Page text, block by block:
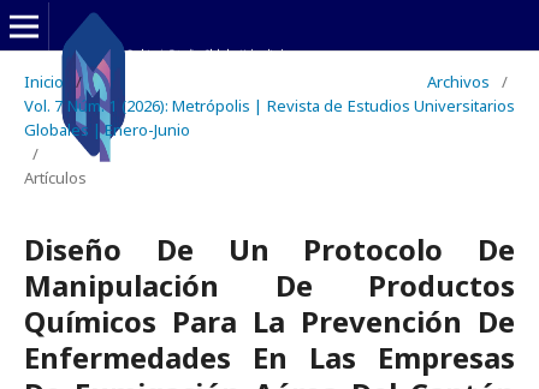
Inicio / Archivos
/
Vol. 7 Núm. 1 (2026): Metrópolis | Revista de Estudios Universitarios
Globales | Enero-Junio
/
Artículos
Diseño De Un Protocolo De
Manipulación De Productos
Químicos Para La Prevención De
Enfermedades En Las Empresas